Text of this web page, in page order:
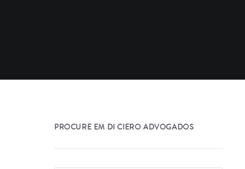
PROCURE EM DI CIERO ADVOGADOS